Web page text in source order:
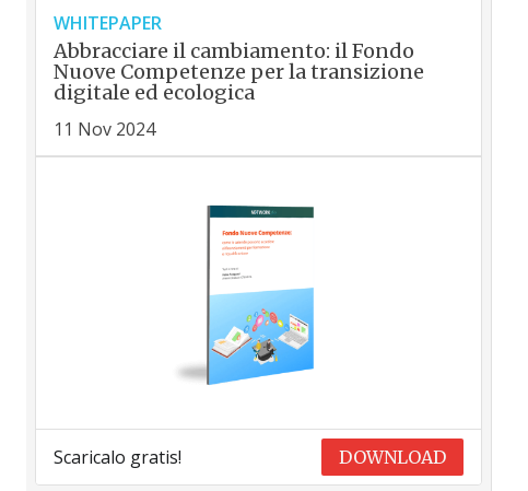
WHITEPAPER
Abbracciare il cambiamento: il Fondo
Nuove Competenze per la transizione
digitale ed ecologica
11 Nov 2024
Scaricalo gratis! DOWNLOAD